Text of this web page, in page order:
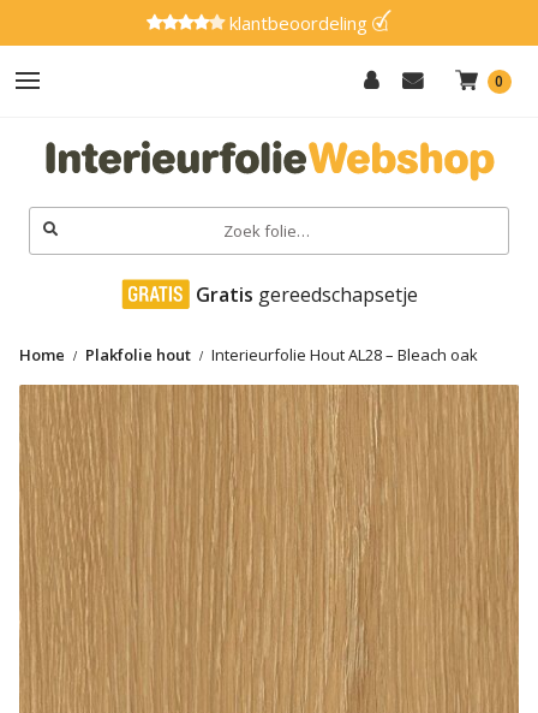
klantbeoordeling
0
Zoeken
naar:
Hout
Effen
Marmer
Glitter
Natuursteen
Textiel
Gereedschap
SALE
Advies
Gratis gereedschapsetje
Home Plakfolie hout Interieurfolie Hout AL28 – Bleach oak